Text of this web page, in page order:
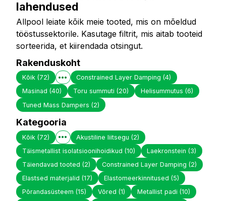
lahendused
Allpool leiate kõik meie tooted, mis on mõeldud
tööstussektorile. Kasutage filtrit, mis aitab tooteid
sorteerida, et kiirendada otsingut.
Rakenduskoht
Kõik (72) Constrained Layer Damping(4)
Masinad (40) Toru summuti(20) Helisummutus (6)
Tuned Mass Dampers (2)
Kategooria
Kõik (72) Akustiline liitsegu(2)
Täismetallist isolatsioonihoidikud (10) Laekronstein(3)
Täiendavad tooted (2) Constrained Layer Damping(2)
Elastsed materjalid (17) Elastomeerkinnitused(5)
Põrandasüsteem (15) Võred(1) Metallist padi (10)